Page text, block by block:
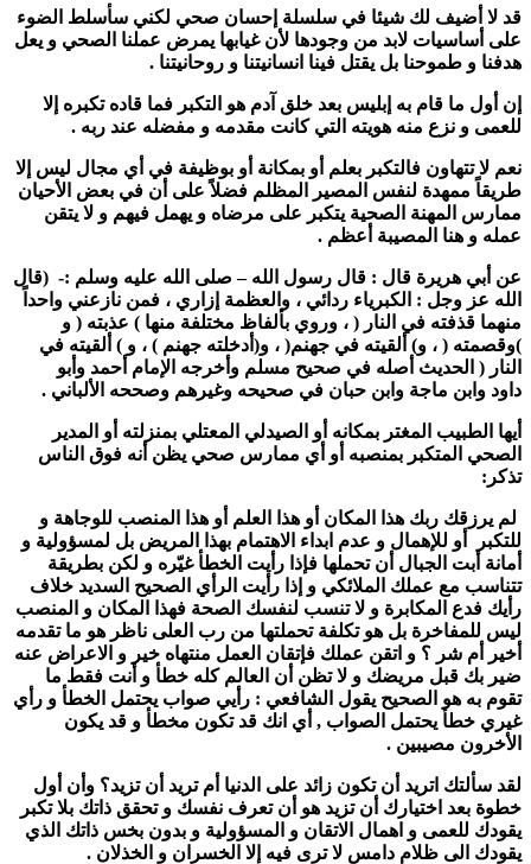
قد لا أضيف لك شيئا في سلسلة إحسان صحي لكني سأسلط الضوء
على أساسيات لابد من وجودها لأن غيابها يمرض عملنا الصحي و يعل
هدفنا و طموحنا بل يقتل فينا انسانيتنا و روحانيتنا .
إن أول ما قام به إبليس بعد خلق آدم هو التكبر فما قاده تكبره إلا
للعمى و نزع منه هويته التي كانت مقدمه و مفضله عند ربه .
نعم لا تتهاون فالتكبر بعلم أو بمكانة أو بوظيفة في أي مجال ليس إلا
طريقاً ممهدة لنفس المصير المظلم فضلاً على أن في بعض الأحيان
ممارس المهنة الصحية يتكبر على مرضاه و يهمل فيهم و لا يتقن
عمله و هنا المصيبة أعظم .
عن أبي هريرة قال : قال رسول الله – صلى الله عليه وسلم :- (قال
الله عز وجل : الكبرياء ردائي ، والعظمة إزاري ، فمن نازعني واحداً
منهما قذفته في النار ( ، وروي بألفاظ مختلفة منها ) عذبته ( و
)وقصمته ( ، و) ألقيته في جهنم( ، و(أدخلته جهنم ) ، و ) ألقيته في
النار ( الحديث أصله في صحيح مسلم وأخرجه الإمام أحمد و أبو
داود و ابن ماجة و ابن حبان في صحيحه وغيرهم وصححه الألباني .
أيها الطبيب المغتر بمكانه أو الصيدلي المعتلي بمنزلته أو المدير
الصحي المتكبر بمنصبه أو أي ممارس صحي يظن أنه فوق الناس
تذكر:
لم يرزقك ربك هذا المكان أو هذا العلم أو هذا المنصب للوجاهة و
للتكبر أو للإهمال و عدم ابداء الاهتمام بهذا المريض بل لمسؤولية و
أمانة أبت الجبال أن تحملها فإذا رأيت الخطأ غيّره و لكن بطريقة
تتناسب مع عملك الملائكي و إذا رأيت الرأي الصحيح السديد خلاف
رأيك فدع المكابرة و لا تنسب لنفسك الصحة فهذا المكان و المنصب
ليس للمفاخرة بل هو تكلفة تحملتها من رب العلى ناظر هو ما تقدمه
أخير أم شر ؟ و اتقن عملك فإتقان العمل منتهاه خير و الاعراض عنه
ضير بك قبل مريضك و لا تظن أن العالم كله خطأ و أنت فقط ما
تقوم به هو الصحيح يقول الشافعي : رأيي صواب يحتمل الخطأ و رأي
غيري خطأ يحتمل الصواب , أي انك قد تكون مخطأ و قد يكون
الأخرون مصيبين .
لقد سألتك اتريد أن تكون زائد على الدنيا أم تريد أن تزيد؟ وأن أول
خطوة بعد اختيارك أن تزيد هو أن تعرف نفسك و تحقق ذاتك بلا تكبر
يقودك للعمى و اهمال الاتقان و المسؤولية و بدون بخس ذاتك الذي
يقودك الى ظلام دامس لا ترى فيه إلا الخسران و الخذلان .